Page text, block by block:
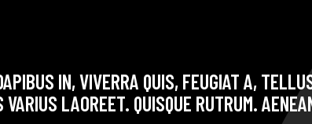
IN, VIVERRA QUIS, FEUGIAT A,
LAOREET. QUISQUE RUTRUM.